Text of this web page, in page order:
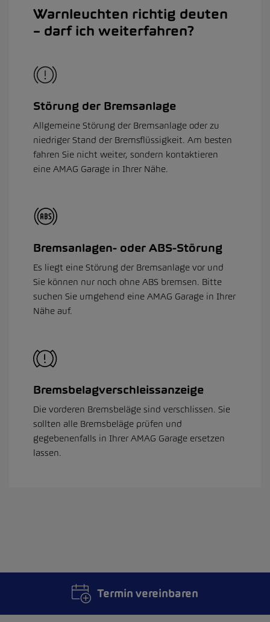
Warnleuchten richtig deuten
– darf ich weiterfahren?
Störung der Bremsanlage
Allgemeine Störung der Bremsanlage oder zu
niedriger Stand der Bremsflüssigkeit. Am besten
fahren Sie nicht weiter, sondern kontaktieren
eine AMAG Garage in Ihrer Nähe.
Bremsanlagen- oder ABS-Störung
Es liegt eine Störung der Bremsanlage vor und
Sie können nur noch ohne ABS bremsen. Bitte
suchen Sie umgehend eine AMAG Garage in Ihrer
Nähe auf.
Bremsbelagverschleissanzeige
Die vorderen Bremsbeläge sind verschlissen. Sie
sollten alle Bremsbeläge prüfen und
gegebenenfalls in Ihrer AMAG Garage ersetzen
lassen.
Termin vereinbaren